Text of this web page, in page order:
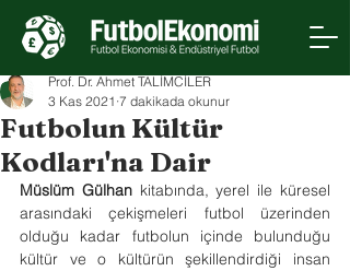
Futbolun Kültür
Kodları'na Dair
Prof. Dr. Ahmet TALİMCİLER
3 Kas 2021 7 dakikada okunur
Müslüm Gülhan kitabında, yerel ile küresel
arasındaki çekişmeleri futbol üzerinden
olduğu kadar futbolun içinde bulunduğu
kültür ve o kültürün şekillendirdiği insan